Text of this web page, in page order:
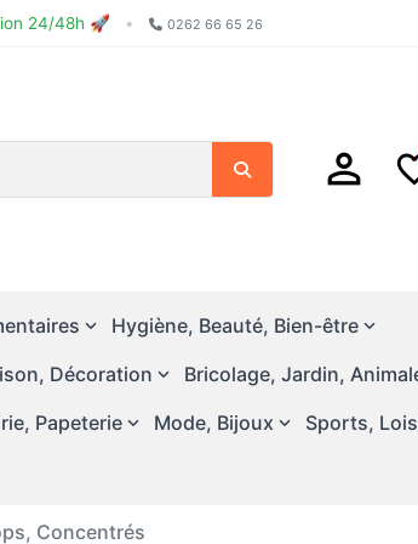
24/48h 🚀 • 0262 66 65 26
Search
Hygiène, Beauté, Bien-être
Décoration
Bricolage, Jardin,
Papeterie Mode, Bijoux Sports,
Concentrés